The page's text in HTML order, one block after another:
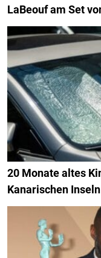
LaBeouf am Set
20 Monate altes
Kanarischen Inseln